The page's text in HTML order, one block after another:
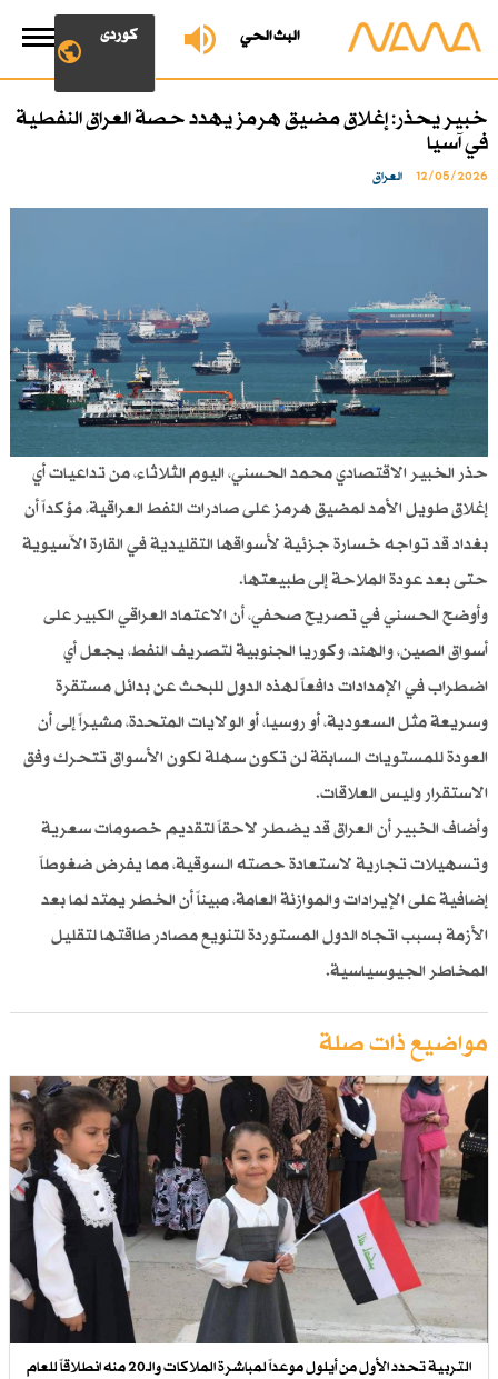
البث الحي کوردی
خبير يحذر: إغلاق مضيق هرمز يهدد حصة العراق النفطية
في آسيا
12/05/2026 العراق
حذر الخبير الاقتصادي محمد الحسني، اليوم الثلاثاء، من تداعيات أي
إغلاق طويل الأمد لمضيق هرمز على صادرات النفط العراقية، مؤكداً أن
بغداد قد تواجه خسارة جزئية لأسواقها التقليدية في القارة الآسيوية
حتى بعد عودة الملاحة إلى طبيعتها.
وأوضح الحسني في تصريح صحفي، أن الاعتماد العراقي الكبير على
أسواق الصين، والهند، وكوريا الجنوبية لتصريف النفط، يجعل أي
اضطراب في الإمدادات دافعاً لهذه الدول للبحث عن بدائل مستقرة
وسريعة مثل السعودية، أو روسيا، أو الولايات المتحدة، مشيراً إلى أن
العودة للمستويات السابقة لن تكون سهلة لكون الأسواق تتحرك وفق
الاستقرار وليس العلاقات.
وأضاف الخبير أن العراق قد يضطر لاحقاً لتقديم خصومات سعرية
وتسهيلات تجارية لاستعادة حصته السوقية، مما يفرض ضغوطاً
إضافية على الإيرادات والموازنة العامة، مبيناً أن الخطر يمتد لما بعد
الأزمة بسبب اتجاه الدول المستوردة لتنويع مصادر طاقتها لتقليل
المخاطر الجيوسياسية.
مواضيع ذات صلة
التربية تحدد الأول من أيلول موعداً لمباشرة الملاكات والـ20 منه انطلاقاً للعام